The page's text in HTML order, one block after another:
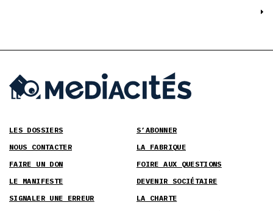
LES DOSSIERS
S’ABONNER
NOUS CONTACTER
LA FABRIQUE
FAIRE UN DON
FOIRE AUX QUESTIONS
LE MANIFESTE
DEVENIR SOCIÉTAIRE
SIGNALER UNE ERREUR
LA CHARTE